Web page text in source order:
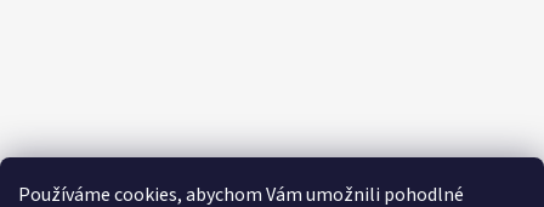
Používáme cookies, abychom Vám umožnili pohodlné